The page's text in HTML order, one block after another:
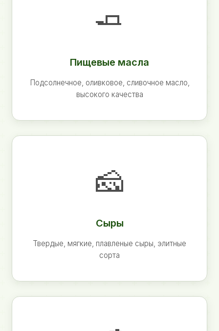
🧈
Пищевые масла
Подсолнечное, оливковое, сливочное масло,
высокого качества
🧀
Сыры
Твердые, мягкие, плавленые сыры, элитные
сорта